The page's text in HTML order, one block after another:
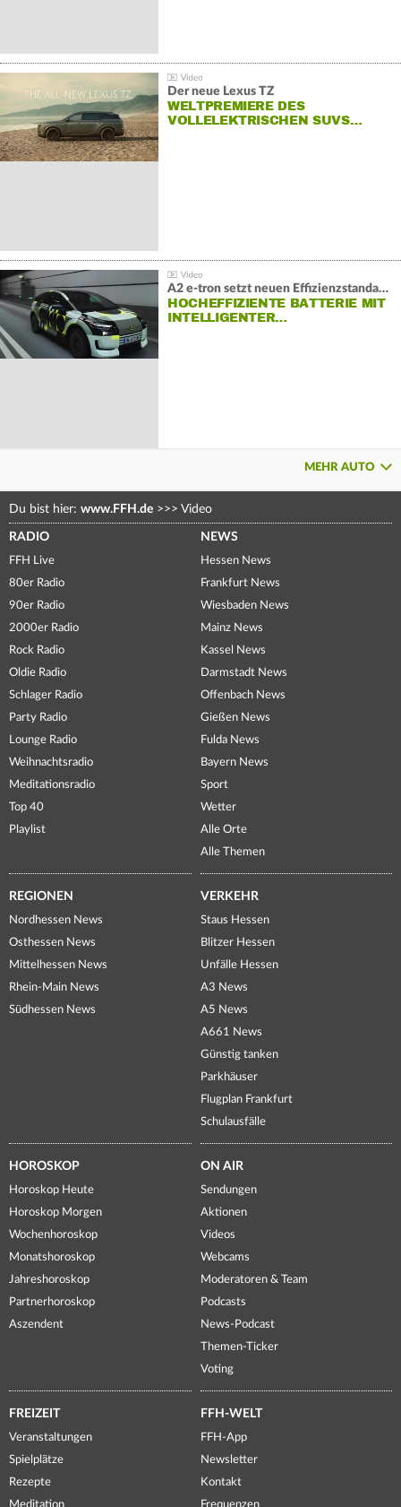
Der neue Lexus TZ
WELTPREMIERE DES
VOLLELEKTRISCHEN SUVS…
A2 e-tron setzt neuen Effizienzstandard bei Audi
HOCHEFFIZIENTE BATTERIE MIT
INTELLIGENTER…
MEHR AUTO
Du bist hier: www.FFH.de >>> Video
RADIO
FFH Live
80er Radio
90er Radio
2000er Radio
Rock Radio
Oldie Radio
Schlager Radio
Party Radio
Lounge Radio
Weihnachtsradio
Meditationsradio
Top 40
Playlist
NEWS
Hessen News
Frankfurt News
Wiesbaden News
Mainz News
Kassel News
Darmstadt News
Offenbach News
Gießen News
Fulda News
Bayern News
Sport
Wetter
Alle Orte
Alle Themen
REGIONEN
Nordhessen News
Osthessen News
Mittelhessen News
Rhein-Main News
Südhessen News
VERKEHR
Staus Hessen
Blitzer Hessen
Unfälle Hessen
A3 News
A5 News
A661 News
Günstig tanken
Parkhäuser
Flugplan Frankfurt
Schulausfälle
HOROSKOP
Horoskop Heute
Horoskop Morgen
Wochenhoroskop
Monatshoroskop
Jahreshoroskop
Partnerhoroskop
Aszendent
ON AIR
Sendungen
Aktionen
Videos
Webcams
Moderatoren & Team
Podcasts
News-Podcast
Themen-Ticker
Voting
FREIZEIT
Veranstaltungen
Spielplätze
Rezepte
Meditation
FFH-WELT
FFH-App
Newsletter
Kontakt
Frequenzen